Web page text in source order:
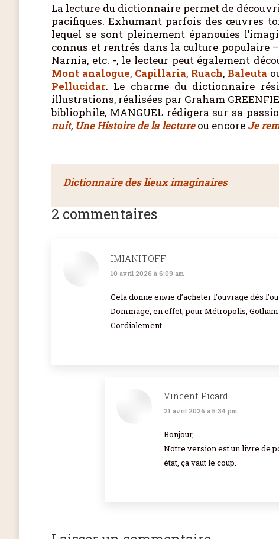
La lecture du dictionnaire permet de
pacifiques. Exhumant parfois des œuvres
lequel se sont pleinement épanouies
connus et rentrés dans la culture populaire
Narnia, etc. -, le lecteur peut également
Mont analogue, Capillaria, Ruach, Baleuta
Pellucidar. Le charme du dictionnaire
illustrations, réalisées par Graham
bibliophile, MANGUEL rédigera sur sa
nuit, Une Histoire de la lectureou encore Je
Dictionnaire des lieux imaginaires
2 commentaires
IMIANITOFF
dit
10 avril 2026 à 6:09 am
Cela donne envie d’acheter l’ouvrage dès
Dommage, en effet, pour Métropolis,
Cordialement.
Vincent Picard
dit
21 avril 2026 à 5:34 pm
Bonjour,
Notre version est un livre de
état, ça vaut le coup.